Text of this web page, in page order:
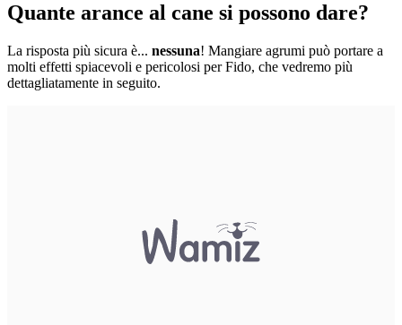
Quante arance al cane si possono dare?
La risposta più sicura è... nessuna! Mangiare agrumi può portare a
molti effetti spiacevoli e pericolosi per Fido, che vedremo più
dettagliatamente in seguito.